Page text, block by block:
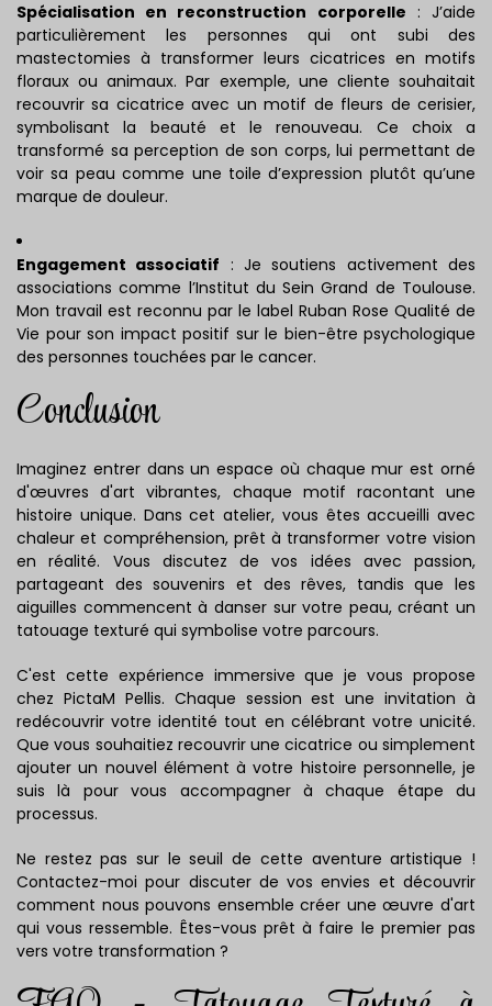
Spécialisation en reconstruction corporelle : J’aide
particulièrement les personnes qui ont subi des
mastectomies à transformer leurs cicatrices en motifs
floraux ou animaux. Par exemple, une cliente souhaitait
recouvrir sa cicatrice avec un motif de fleurs de cerisier,
symbolisant la beauté et le renouveau. Ce choix a
transformé sa perception de son corps, lui permettant de
voir sa peau comme une toile d’expression plutôt qu’une
marque de douleur.
Engagement associatif : Je soutiens activement des
associations comme l’Institut du Sein Grand de Toulouse.
Mon travail est reconnu par le label Ruban Rose Qualité de
Vie pour son impact positif sur le bien-être psychologique
des personnes touchées par le cancer.
Conclusion
Imaginez entrer dans un espace où chaque mur est orné
d'œuvres d'art vibrantes, chaque motif racontant une
histoire unique. Dans cet atelier, vous êtes accueilli avec
chaleur et compréhension, prêt à transformer votre vision
en réalité. Vous discutez de vos idées avec passion,
partageant des souvenirs et des rêves, tandis que les
aiguilles commencent à danser sur votre peau, créant un
tatouage texturé qui symbolise votre parcours.
C'est cette expérience immersive que je vous propose
chez PictaM Pellis. Chaque session est une invitation à
redécouvrir votre identité tout en célébrant votre unicité.
Que vous souhaitiez recouvrir une cicatrice ou simplement
ajouter un nouvel élément à votre histoire personnelle, je
suis là pour vous accompagner à chaque étape du
processus.
Ne restez pas sur le seuil de cette aventure artistique !
Contactez-moi pour discuter de vos envies et découvrir
comment nous pouvons ensemble créer une œuvre d'art
qui vous ressemble. Êtes-vous prêt à faire le premier pas
vers votre transformation ?